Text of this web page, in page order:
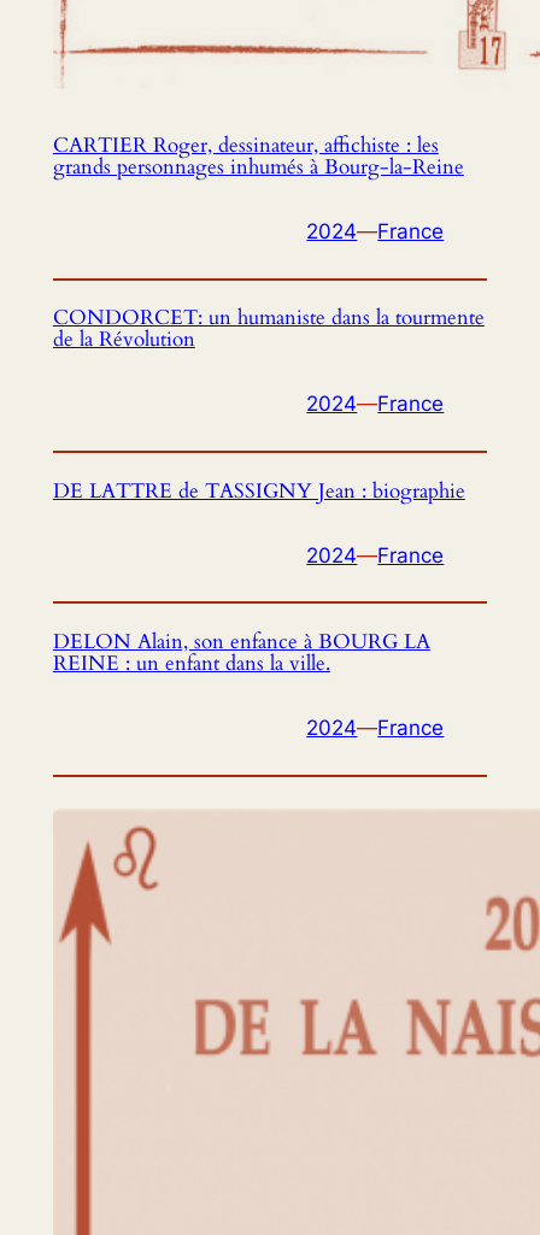
CARTIER Roger, dessinateur, affichiste : les
grands personnages inhumés à Bourg-la-Reine
2024—France
CONDORCET: un humaniste dans la tourmente
de la Révolution
2024—France
DE LATTRE de TASSIGNY Jean : biographie
2024—France
DELON Alain, son enfance à BOURG LA
REINE : un enfant dans la ville.
2024—France